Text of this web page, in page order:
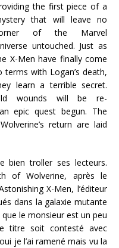
the first piece of a
that will leave no
of the Marvel
untouched. Just as
X-Men have finally come
terms with Logan’s death,
learn a terrible secret.
wounds will be re-
epic quest begun. The
return are laid
bien troller ses lecteurs.
of Wolverine, après le
X-Men, l’éditeur
dans la galaxie mutante
le monsieur est un peu
titre soit contesté avec
je l’ai ramené mais vu la